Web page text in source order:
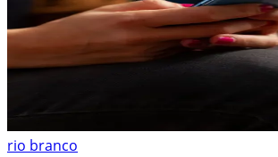
rio branco